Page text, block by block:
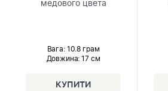
медового цвета
Вага: 10.8 грам
Довжина: 17 см